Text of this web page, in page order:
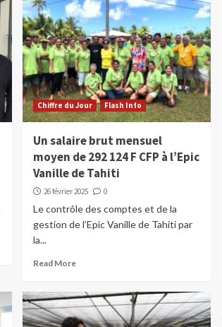
Chiffre du Jour Flash Info
Un salaire brut mensuel
moyen de 292 124 F CFP à l’Epic
Vanille de Tahiti
26 février 2025 0
Le contrôle des comptes et de la
gestion de l’Epic Vanille de Tahiti par
la...
Read More